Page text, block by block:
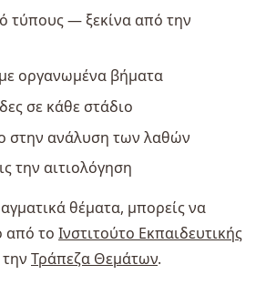
τύπους — ξεκίνα από την
οργανωμένα βήματα
σε κάθε στάδιο
στην ανάλυση των λαθών
την αιτιολόγηση
θέματα, μπορείς να
από το Ινστιτούτο Εκπαιδευτικής
την Τράπεζα Θεμάτων.